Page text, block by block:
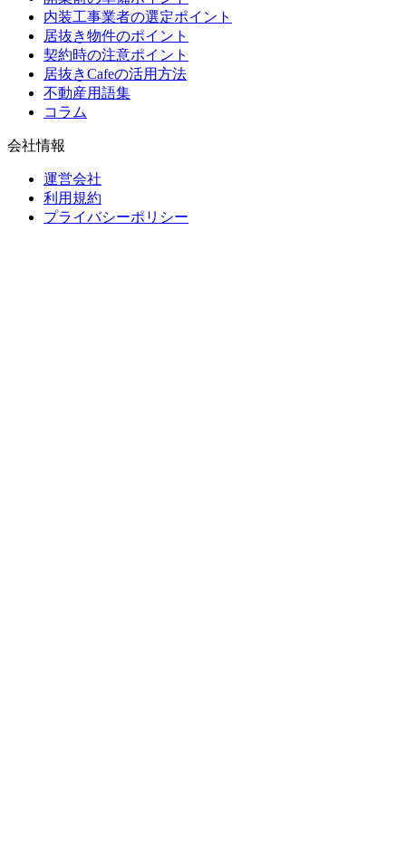
内装工事業者の選定ポイント
居抜き物件のポイント
契約時の注意ポイント
居抜きCafeの活用方法
不動産用語集
コラム
会社情報
運営会社
利用規約
プライバシーポリシー